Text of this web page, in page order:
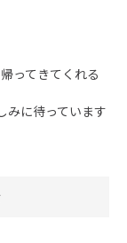
ってきてくれる
みに待っています